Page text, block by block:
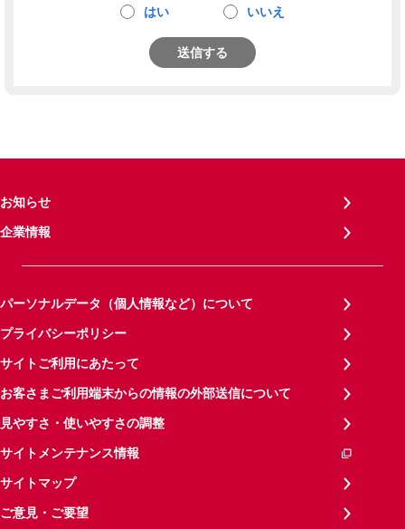
はい いいえ
送信する
お知らせ
企業情報
パーソナルデータ（個人情報など）について
プライバシーポリシー
サイトご利用にあたって
お客さまご利用端末からの情報の外部送信について
見やすさ・使いやすさの調整
サイトメンテナンス情報
サイトマップ
ご意見・ご要望